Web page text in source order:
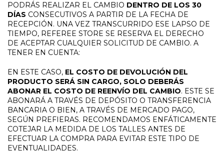
PODRÁS REALIZAR EL CAMBIO DENTRO DE LOS 30
DÍAS CONSECUTIVOS A PARTIR DE LA FECHA DE
RECEPCIÓN. UNA VEZ TRANSCURRIDO ESE LAPSO DE
TIEMPO, REFEREE STORE SE RESERVA EL DERECHO
DE ACEPTAR CUALQUIER SOLICITUD DE CAMBIO. A
TENER EN CUENTA:
EN ESTE CASO, EL COSTO DE DEVOLUCIÓN DEL
PRODUCTO SERÁ SIN CARGO, SOLO DEBERÁS
ABONAR EL COSTO DE REENVÍO DEL CAMBIO. ESTE SE
ABONARÁ A TRAVÉS DE DEPÓSITO O TRANSFERENCIA
BANCARIA O BIEN, A TRAVÉS DE MERCADO PAGO,
SEGÚN PREFIERAS. RECOMENDAMOS ENFÁTICAMENTE
COTEJAR LA MEDIDA DE LOS TALLES ANTES DE
EFECTUAR LA COMPRA PARA EVITAR ESTE TIPO DE
EVENTUALIDADES.